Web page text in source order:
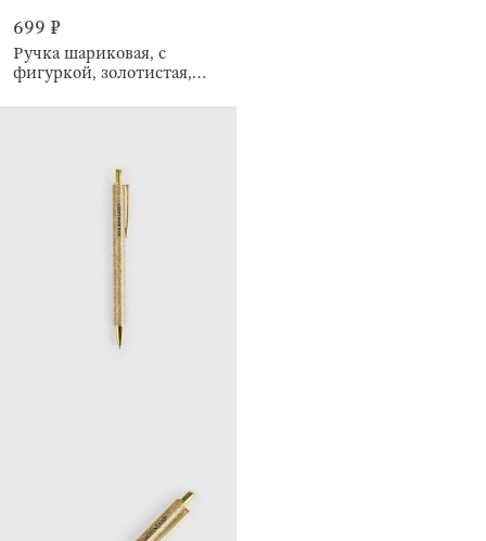
699 ₽
Ручка шариковая, с
фигуркой, золотистая,